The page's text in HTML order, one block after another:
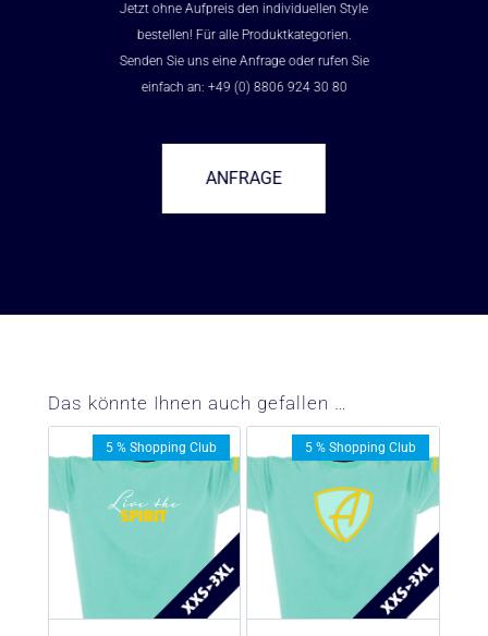
Jetzt ohne Aufpreis den individuellen Style
bestellen! Für alle Produktkategorien.
Senden Sie uns eine Anfrage oder rufen Sie
einfach an: +49 (0) 8806 924 30 80
ANFRAGE
Das könnte Ihnen auch gefallen …
5 % Shopping Club 5 % Shopping Club